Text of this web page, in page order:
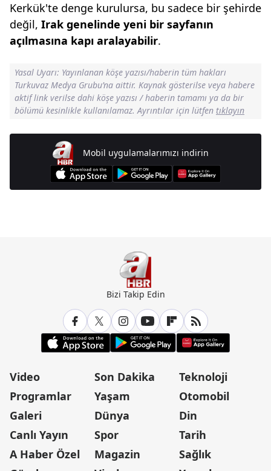
Kerkük'te denge kurulursa, bu sadece bir şehirde
değil, Irak genelinde yeni bir sayfanın
açılmasına kapı aralayabilir.
Yasal Uyarı: Yayınlanan köşe yazısı/haberin tüm hakları
Turkuvaz Medya Grubu’na aittir. Kaynak gösterilse veya habere
aktif link verilse dahi köşe yazısı / haberin tamamı ya da bir
bölümü kesinlikle kullanılamaz. Ayrıntılar için lütfen tıklayın
Mobil uygulamalarımızı indirin
Bizi Takip Edin
Video
Programlar
Galeri
Canlı Yayın
A Haber Özel
Son Dakika
Yaşam
Dünya
Spor
Magazin
Teknoloji
Otomobil
Din
Tarih
Sağlık